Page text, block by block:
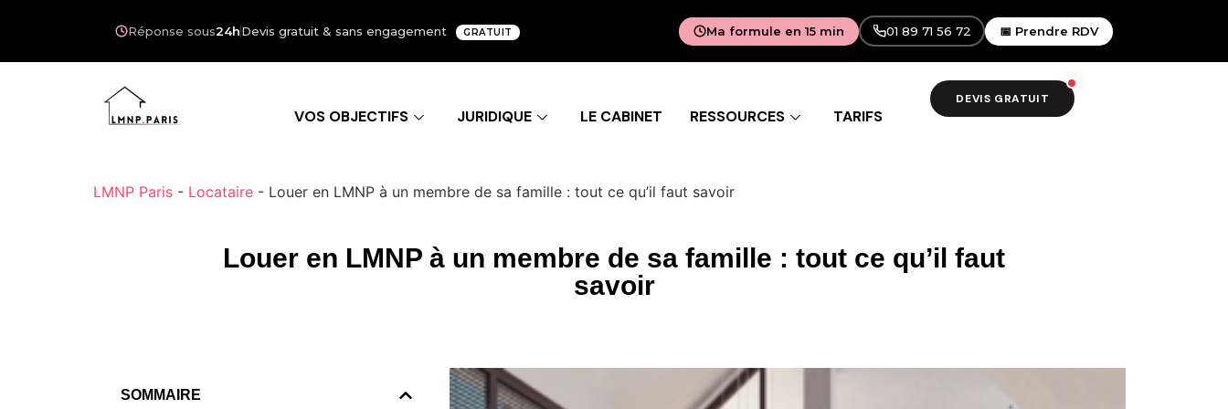
Réponse sous24hDevis gratuit & sans engagement GRATUIT Ma formule en 15 min 01 89 71 56 72 📅 Prendre RDV
VOS OBJECTIFS JURIDIQUE LE CABINET RESSOURCES TARIFS
DEVIS GRATUIT
LMNP Paris - Locataire - Louer en LMNP à un membre de sa famille : tout ce qu’il faut savoir
Louer en LMNP à un membre de sa famille : tout ce qu’il faut
savoir
SOMMAIRE